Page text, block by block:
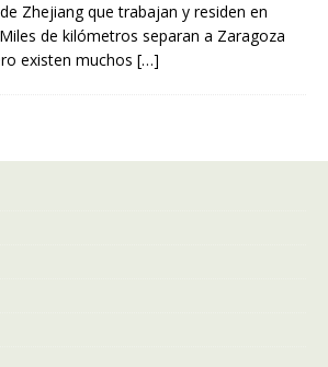
Zhejiang que trabajan y residen en
de kilómetros separan a Zaragoza
existen muchos […]